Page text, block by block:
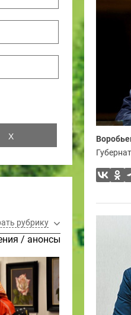
рубрику
/ анонсы